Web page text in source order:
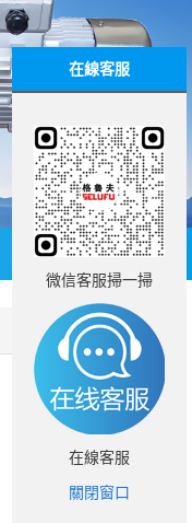
在線客服
微信客服掃一掃
在線客服
關閉窗口